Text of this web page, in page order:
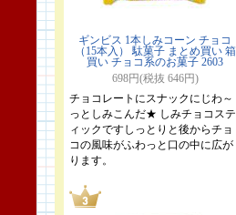
ギンビス 1本しみコーン チョコ
（15本入） 駄菓子 まとめ買い 箱
買い チョコ系のお菓子 2603
698円(税抜 646円)
チョコレートにスナックにじわ～
っとしみこんだ★ しみチョコステ
ィックですしっとりと後からチョ
コの風味がふわっと口の中に広が
ります。